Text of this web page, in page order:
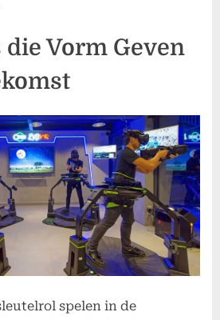
Vorm Geven
spelen in de